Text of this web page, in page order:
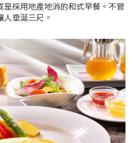
是採用地產地消的和式早餐。不管
垂涎三尺。